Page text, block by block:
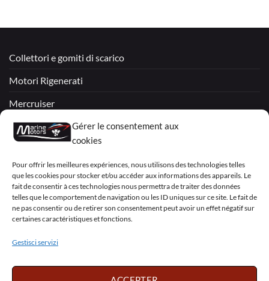
Gérer le consentement aux
cookies
Pour offrir les meilleures expériences, nous utilisons des technologies telles
que les cookies pour stocker et/ou accéder aux informations des appareils. Le
fait de consentir à ces technologies nous permettra de traiter des données
telles que le comportement de navigation ou les ID uniques sur ce site. Le fait de
ne pas consentir ou de retirer son consentement peut avoir un effet négatif sur
certaines caractéristiques et fonctions.
Gestisci servizi
Collettori e gomiti di scarico
Motori Rigenerati
Mercruiser
VOLVO PENTA / OMC
My Account
Visa PayPal